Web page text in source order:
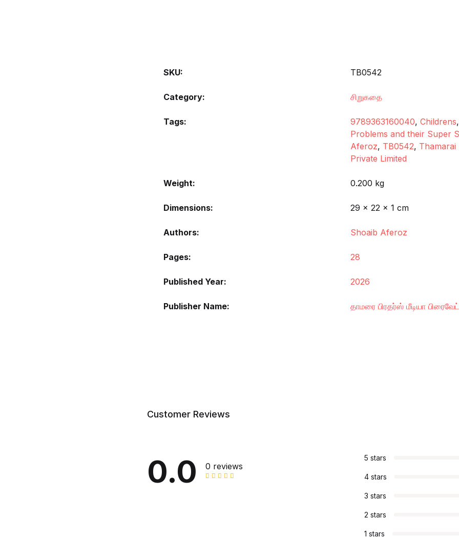
SKU: TB0542
Category: சிறுகதை
Tags: 9789363160040, Childrens,
Problems and their Super
Aferoz, TB0542, Thamarai
Private Limited
Weight 0.200 kg
Dimensions 29 × 22 × 1 cm
Authors Shoaib Aferoz
Pages 28
Published Year 2026
Publisher Name தாமரை பிரதர்ஸ் மீடியா
Customer Reviews
0.0 0 reviews
5 stars
4 stars
3 stars
2 stars
1 stars